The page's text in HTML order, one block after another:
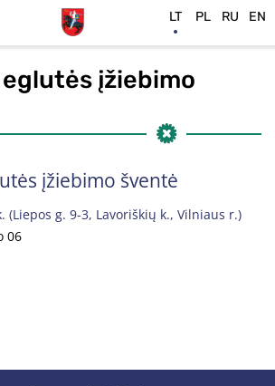
įžiebimo
įžiebimo šventė
(Liepos g. 9-3, Lavoriškių k., Vilniaus r.)
06
LT PL RU EN